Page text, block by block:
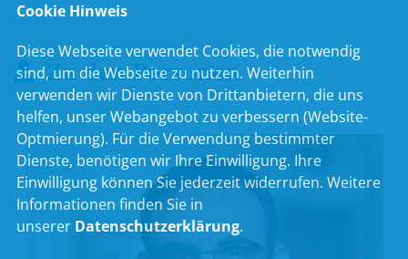
Zu den Personen
Cookie Hinweis
Diese Webseite verwendet Cookies, die notwendig
sind, um die Webseite zu nutzen. Weiterhin
verwenden wir Dienste von Drittanbietern, die uns
helfen, unser Webangebot zu verbessern (Website-
Optmierung). Für die Verwendung bestimmter
Dienste, benötigen wir Ihre Einwilligung. Ihre
Einwilligung können Sie jederzeit widerrufen. Weitere
Informationen finden Sie in
unserer Datenschutzerklärung.